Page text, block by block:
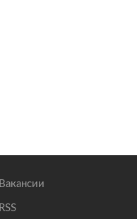
Вакансии
RSS